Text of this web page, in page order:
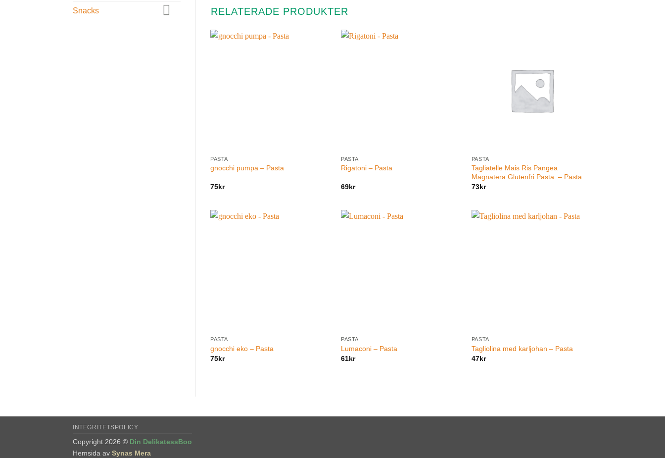
Snacks RELATERADE PRODUKTER
PASTA
gnocchi pumpa – Pasta
75kr
PASTA
Rigatoni – Pasta
69kr
PASTA
Tagliatelle Mais Ris Pangea
Magnatera Glutenfri Pasta. – Pasta
73kr
PASTA
gnocchi eko – Pasta
75kr
PASTA
Lumaconi – Pasta
61kr
PASTA
Tagliolina med karljohan – Pasta
47kr
INTEGRITETSPOLICY
Copyright 2026 © Din DelikatessBoo
Hemsida av Synas Mera